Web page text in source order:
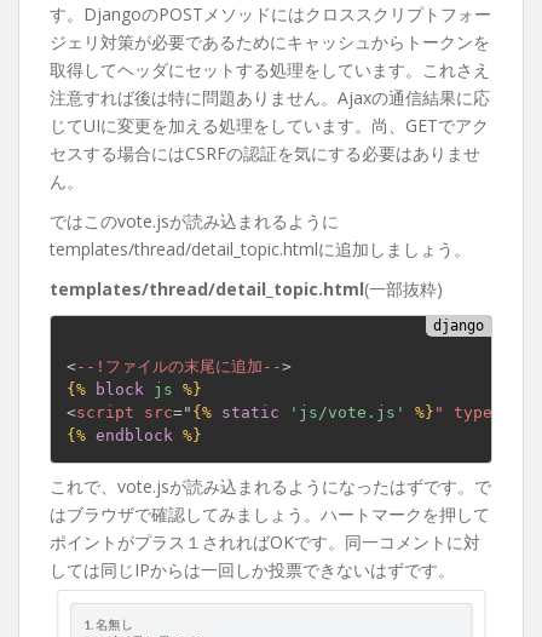
す。DjangoのPOSTメソッドにはクロススクリプトフォー
ジェリ対策が必要であるためにキャッシュからトークンを
取得してヘッダにセットする処理をしています。これさえ
注意すれば後は特に問題ありません。Ajaxの通信結果に応
じてUIに変更を加える処理をしています。尚、GETでアク
セスする場合にはCSRFの認証を気にする必要はありませ
ん。
ではこのvote.jsが読み込まれるように
templates/thread/detail_topic.htmlに追加しましょう。
templates/thread/detail_topic.html(一部抜粋)
<--!ファイルの末尾に追加-->
{%
block js %}
<script src=" {% static 'js/vote.js' %} " type
{% endblock %}
これで、vote.jsが読み込まれるようになったはずです。で
はブラウザで確認してみましょう。ハートマークを押して
ポイントがプラス１されればOKです。同一コメントに対
しては同じIPからは一回しか投票できないはずです。